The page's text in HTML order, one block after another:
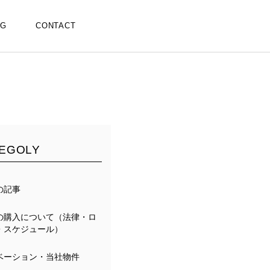
CONTACT
記事
購入について（法律・ロ
スケジュール）
ーション・当社物件